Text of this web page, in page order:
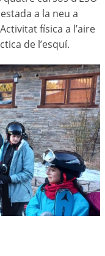
a la neu a
física a l’aire
de l’esquí.